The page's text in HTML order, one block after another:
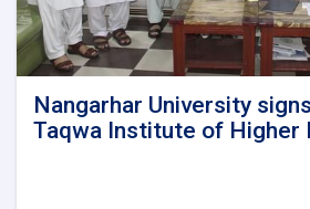
Nangarhar University
Taqwa Institute of Higher